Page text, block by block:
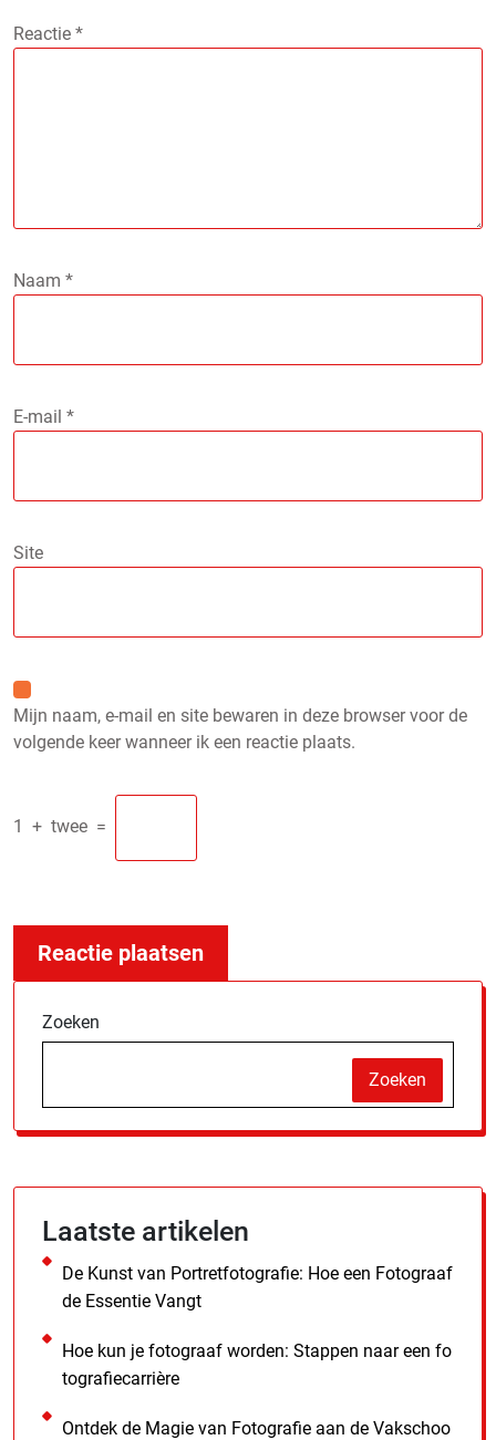
Reactie *
Naam *
E-mail *
Site
Mijn naam, e-mail en site bewaren in deze browser voor de
volgende keer wanneer ik een reactie plaats.
1 + twee =
Zoeken
Zoeken
Laatste artikelen
De Kunst van Portretfotografie: Hoe een Fotograaf
de Essentie Vangt
Hoe kun je fotograaf worden: Stappen naar een fo
tografiecarrière
Ontdek de Magie van Fotografie aan de Vakschoo